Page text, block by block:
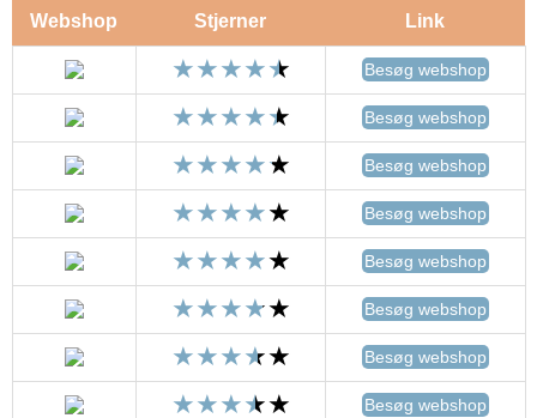
Webshop Stjerner Link
Besøg webshop
Besøg webshop
Besøg webshop
Besøg webshop
Besøg webshop
Besøg webshop
Besøg webshop
Besøg webshop